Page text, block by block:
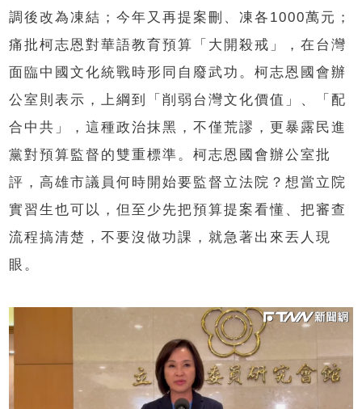
調後改為凍結；今年又再提案刪、凍各1000萬元；
痛批柯志恩對華語教育預算「大開殺戒」，在台灣
面臨中國文化統戰時形同自廢武功。柯志恩國會辦
公室則表示，上綱到「削弱台灣文化價值」、「配
合中共」，這種政治抹黑，不僅荒謬，更暴露民進
黨對預算監督的雙重標準。柯志恩國會辦公室批
評，高雄市議員何時開始要監督立法院？想當立院
實習生也可以，但至少先把預算提案看懂、把審查
流程搞清楚，不要沒做功課，就急著出來丟人現
眼。